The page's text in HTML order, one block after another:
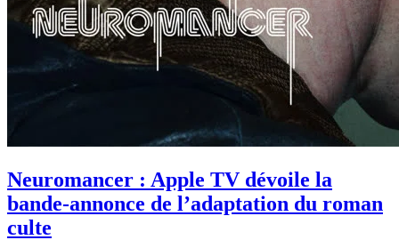
Neuromancer : Apple TV dévoile la
bande-annonce de l’adaptation du roman
culte